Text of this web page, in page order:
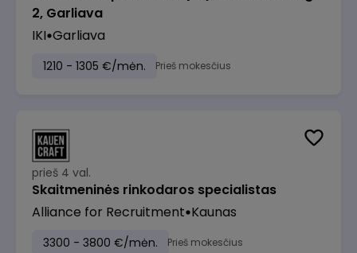
2, Garliava
IKI Garliava
1210 - 1305 €/mėn. Prieš mokesčius
prieš 4 val.
Skaitmeninės rinkodaros specialistas
Alliance for Recruitment Kaunas
3300 - 3800 €/mėn. Prieš mokesčius